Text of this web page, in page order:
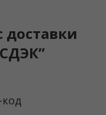
доставки